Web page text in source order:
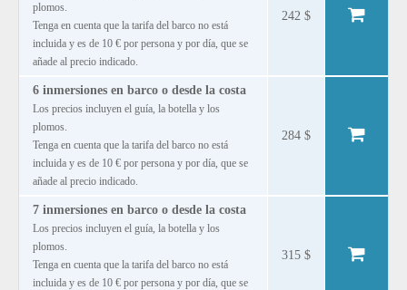
plomos.
Tenga en cuenta que la tarifa del barco no está
incluida y es de 10 € por persona y por día, que se
añade al precio indicado.
242 $
6 inmersiones en barco o desde la costa
Los precios incluyen el guía, la botella y los
plomos.
Tenga en cuenta que la tarifa del barco no está
incluida y es de 10 € por persona y por día, que se
añade al precio indicado.
284 $
7 inmersiones en barco o desde la costa
Los precios incluyen el guía, la botella y los
plomos.
Tenga en cuenta que la tarifa del barco no está
incluida y es de 10 € por persona y por día, que se
315 $